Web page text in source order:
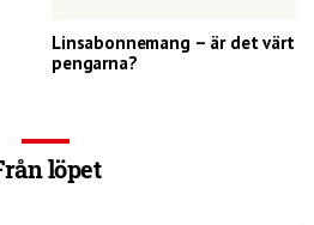
Linsabonnemang – är det värt
pengarna?
löpet